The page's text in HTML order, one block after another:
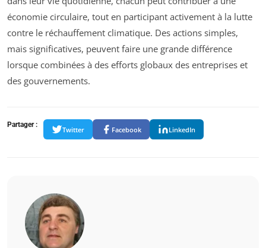
économie circulaire, tout en participant activement à la lutte
contre le réchauffement climatique. Des actions simples,
mais significatives, peuvent faire une grande différence
lorsque combinées à des efforts globaux des entreprises et
des gouvernements.
Partager :
Twitter Facebook LinkedIn